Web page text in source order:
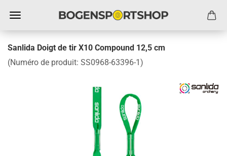
Sanlida Doigt de tir X10 Compound 12,5 cm
(Numéro de produit: SS0968-63396-1)